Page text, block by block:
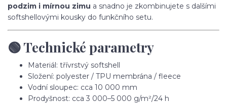
podzim i mírnou zimu a snadno je zkombinujete s dalšími
softshellovými kousky do funkčního setu.
🟢 Technické parametry
Materiál: třívrstvý softshell
Složení: polyester / TPU membrána / fleece
Vodní sloupec: cca 10 000 mm
Prodyšnost: cca 3 000–5 000 g/m²/24 h